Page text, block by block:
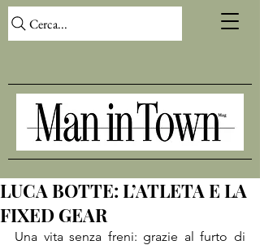
Cerca...
LUCA BOTTE: L’ATLETA E LA
FIXED GEAR
Una vita senza freni: grazie al furto di